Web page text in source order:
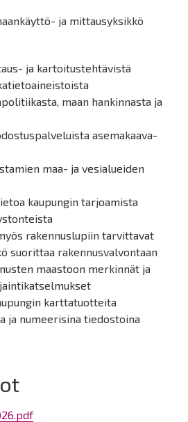
ja mittausyksikkö
ja kartoitustehtävistä
maan hankinnasta ja
asemakaava-
maa- ja vesialueiden
kaupungin tarjoamista
rakennuslupiin tarvittavat
suorittaa rakennusvalvontaan
maastoon merkinnät ja
karttatuotteita
ja numeerisina tiedostoina